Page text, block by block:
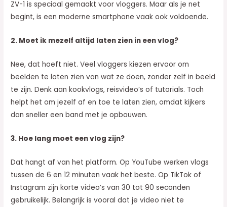
ZV-1 is speciaal gemaakt voor vloggers. Maar als je net
begint, is een moderne smartphone vaak ook voldoende.
2. Moet ik mezelf altijd laten zien in een vlog?
Nee, dat hoeft niet. Veel vloggers kiezen ervoor om
beelden te laten zien van wat ze doen, zonder zelf in beeld
te zijn. Denk aan kookvlogs, reisvideo’s of tutorials. Toch
helpt het om jezelf af en toe te laten zien, omdat kijkers
dan sneller een band met je opbouwen.
3. Hoe lang moet een vlog zijn?
Dat hangt af van het platform. Op YouTube werken vlogs
tussen de 6 en 12 minuten vaak het beste. Op TikTok of
Instagram zijn korte video’s van 30 tot 90 seconden
gebruikelijk. Belangrijk is vooral dat je video niet te